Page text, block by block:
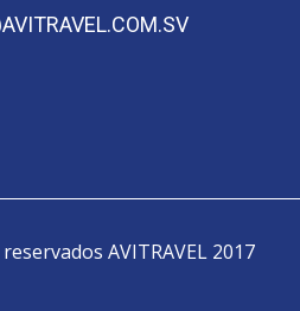
AVITRAVEL 2017